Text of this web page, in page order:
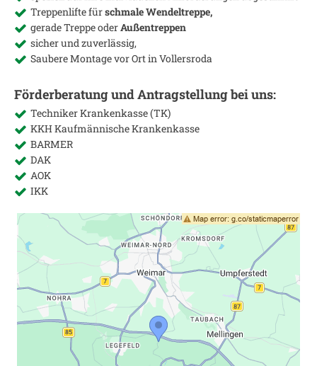
Treppenlifte fürschmale Wendeltreppe,
gerade Treppe oderAußentreppen
sicher und zuverlässig,
Saubere Montage vor Ort inVollersroda
Förderberatung und Antragstellung bei uns:
Techniker Krankenkasse (TK)
KKH Kaufmännische Krankenkasse
BARMER
DAK
AOK
IKK